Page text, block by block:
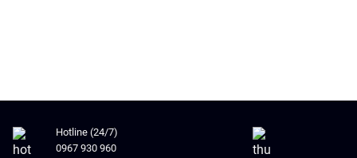
Hotline (24/7)
0967 930 960